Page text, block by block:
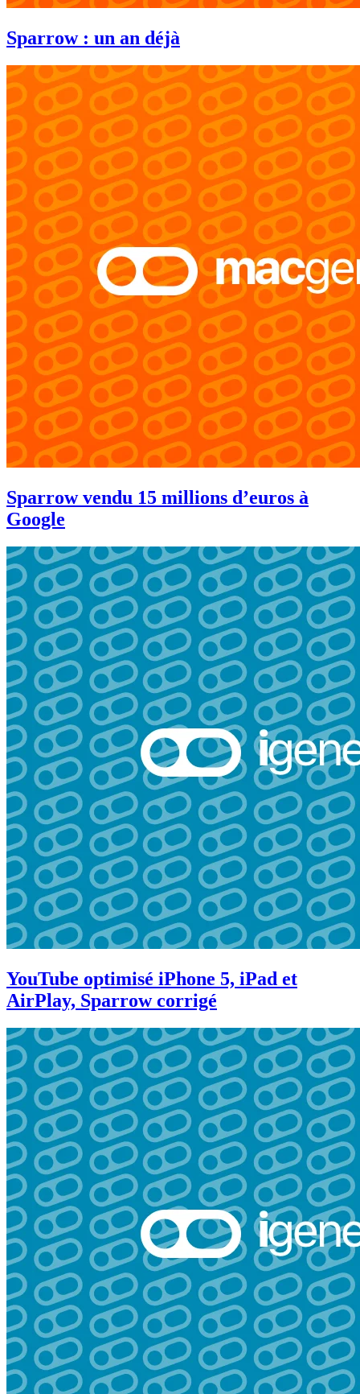
Sparrow : un an déjà
Sparrow vendu 15 millions d’euros à
Google
YouTube optimisé iPhone 5, iPad et
AirPlay, Sparrow corrigé